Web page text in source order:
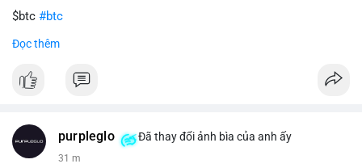
$btc #btc
#vlikevn
📰 Nguồn: CoinDesk
Đọc thêm
purpleglo Đã thay đổi ảnh bìa của anh ấy
31 m